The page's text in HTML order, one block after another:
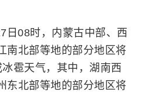
日08时，内蒙古中部、西
南北部等地的部分地区将
雹天气，其中，湖南西
东北部等地的部分地区将